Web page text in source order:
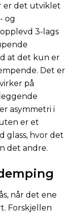
er det utviklet
og
3-lags
at det kun er
Det er
på
asymmetri i
er et
glass, hvor det
det andre.
når det ene
Forskjellen